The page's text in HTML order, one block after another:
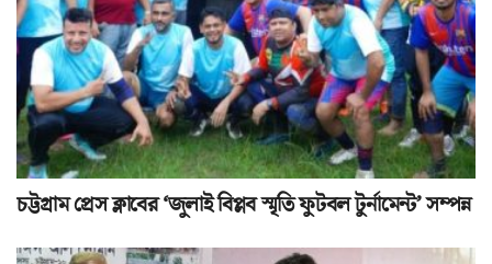
চট্টগ্রাম প্রেস ক্লাবের ‘জুলাই বিপ্লব স্মৃতি ফুটবল টুর্নামেন্ট’ সম্পন্ন